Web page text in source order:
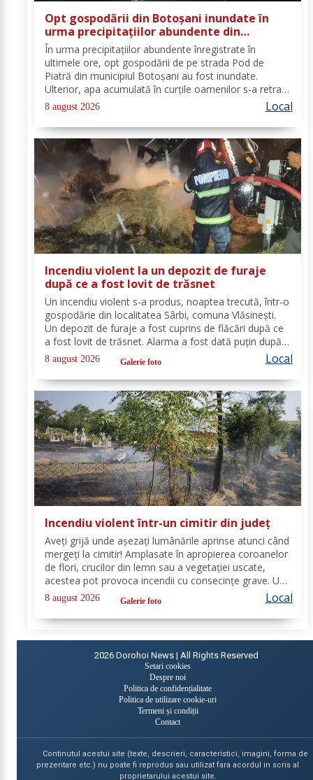
Opt gospodării din Botoșani inundate în
urma precipitațiilor abundente din
ultimele ore
În urma precipitațiilor abundente înregistrate în
ultimele ore, opt gospodării de pe strada Pod de
Piatră din municipiul Botoșani au fost inundate.
Ulterior, apa acumulată în curțile oamenilor s-a retras
pe carosabil. Pentru evacuarea apei, pompierii militari
din cadrul Detașamentului Botoșani au...
8 august 2026 Local
Incendiu violent la un depozit de furaje
după ce a fost lovit de trăsnet
Un incendiu violent s-a produs, noaptea trecută, într-o
gospodărie din localitatea Sârbi, comuna Vlăsinești.
Un depozit de furaje a fost cuprins de flăcări după ce
a fost lovit de trăsnet. Alarma a fost dată puțin după
ora 22:00. La caz s-au deplasat, în cel mai scurt timp,
pompierii din cadrul...
8 august 2026 Galerie foto Local
Incendiu violent într-un cimitir din județ
Aveți grijă unde așezați lumânările aprinse atunci când
mergeți la cimitir! Amplasate în apropierea coroanelor
de flori, crucilor din lemn sau a vegetației uscate,
acestea pot provoca incendii cu consecințe grave. Un
astfel de eveniment s-a produs ieri, în cimitirul din
localitatea Ichimeni, comuna...
8 august 2026 Galerie foto Local
2026 Dorohoi News | All Rights Reserved
Setari cookies
Despre noi
Politica de confidențialitate
Politica de utilizare cookie-uri
Termeni și condiții
Contact
Continutul acestui site (texte, descrieri, caracteristici, imagini, forma de
prezentare etc.) nu poate fi reprodus sau utilizat fara acordul in scris al
proprietarului acestui site.